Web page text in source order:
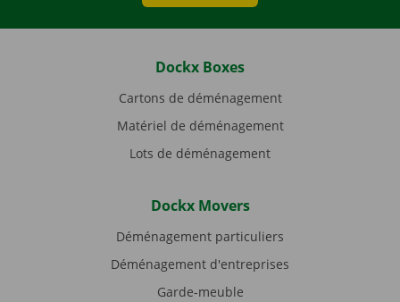
Dockx Boxes
Cartons de déménagement
Matériel de déménagement
Lots de déménagement
Dockx Movers
Déménagement particuliers
Déménagement d'entreprises
Garde-meuble